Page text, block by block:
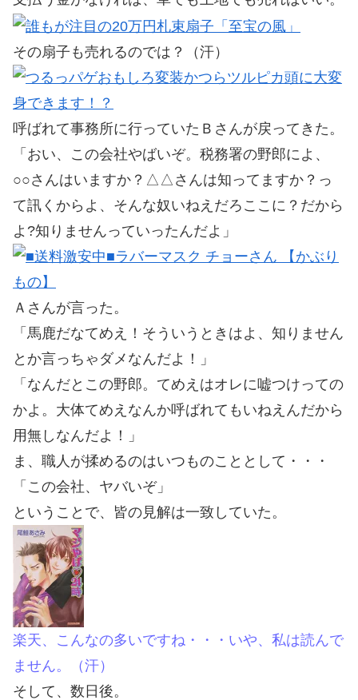
その扇子も売れるのでは？（汗）
呼ばれて事務所に行っていたＢさんが戻ってきた。
「おい、この会社やばいぞ。税務署の野郎によ、
○○さんはいますか？△△さんは知ってますか？っ
て訊くからよ、そんな奴いねえだろここに？だから
よ?知りませんっていったんだよ」
Ａさんが言った。
「馬鹿だなてめえ！そういうときはよ、知りません
とか言っちゃダメなんだよ！」
「なんだとこの野郎。てめえはオレに嘘つけっての
かよ。大体てめえなんか呼ばれてもいねえんだから
用無しなんだよ！」
ま、職人が揉めるのはいつものこととして・・・
「この会社、ヤバいぞ」
ということで、皆の見解は一致していた。
楽天、こんなの多いですね・・・いや、私は読んで
ません。（汗）
そして、数日後。